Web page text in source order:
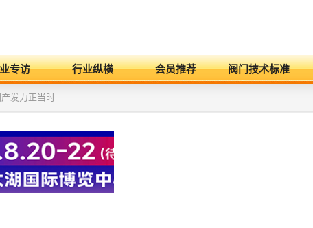
专访 行业纵横 会员推荐 阀门技术标准
发力正当时